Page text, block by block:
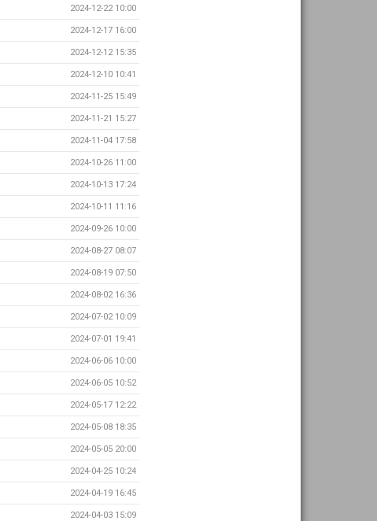
2024-12-22 10:00
2024-12-17 16:00
2024-12-12 15:35
2024-12-10 10:41
2024-11-25 15:49
2024-11-21 15:27
2024-11-04 17:58
2024-10-26 11:00
2024-10-13 17:24
2024-10-11 11:16
2024-09-26 10:00
2024-08-27 08:07
2024-08-19 07:50
2024-08-02 16:36
2024-07-02 10:09
2024-07-01 19:41
2024-06-06 10:00
2024-06-05 10:52
2024-05-17 12:22
2024-05-08 18:35
2024-05-05 20:00
2024-04-25 10:24
2024-04-19 16:45
2024-04-03 15:09